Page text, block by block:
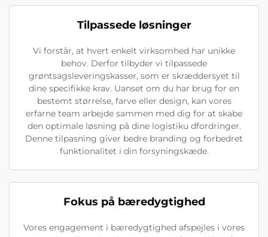
Tilpassede løsninger
Vi forstår, at hvert enkelt virksomhed har unikke
behov. Derfor tilbyder vi tilpassede
grøntsagsleveringskasser, som er skræddersyet til
dine specifikke krav. Uanset om du har brug for en
bestemt størrelse, farve eller design, kan vores
erfarne team arbejde sammen med dig for at skabe
den optimale løsning på dine logistiku dfordringer.
Denne tilpasning giver bedre branding og forbedret
funktionalitet i din forsyningskæde.
Fokus på bæredygtighed
Vores engagement i bæredygtighed afspejles i vores